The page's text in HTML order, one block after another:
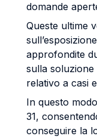
domande
Queste ultime
approfondite
sulla
relativo a casi
In questo
31,
conseguire la